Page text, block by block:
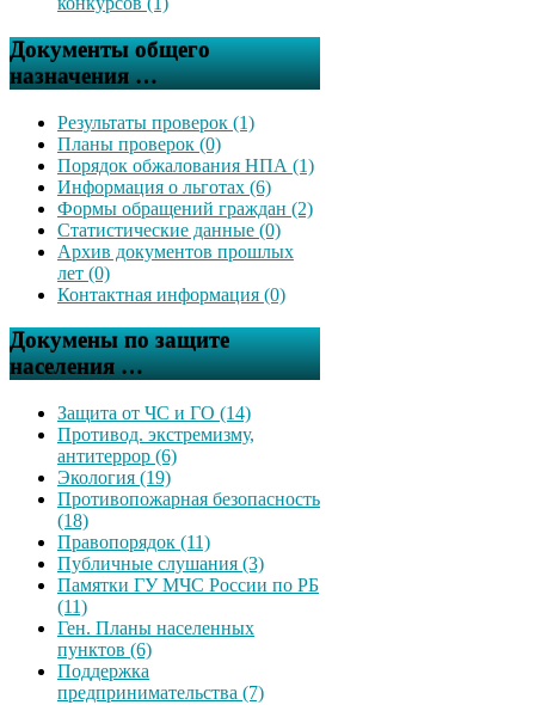
Документы общего
назначения …
Результаты проверок (1)
Планы проверок (0)
Порядок обжалования НПА (1)
Информация о льготах (6)
Формы обращений граждан (2)
Статистические данные (0)
Архив документов прошлых
лет (0)
Контактная информация (0)
Докумены по защите
населения …
Защита от ЧС и ГО (14)
Противод. экстремизму,
антитеррор (6)
Экология (19)
Противопожарная безопасность
(18)
Правопорядок (11)
Публичные слушания (3)
Памятки ГУ МЧС России по РБ
(11)
Ген. Планы населенных
пунктов (6)
Поддержка
предпринимательства (7)